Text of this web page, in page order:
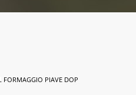
FORMAGGIO PIAVE DOP